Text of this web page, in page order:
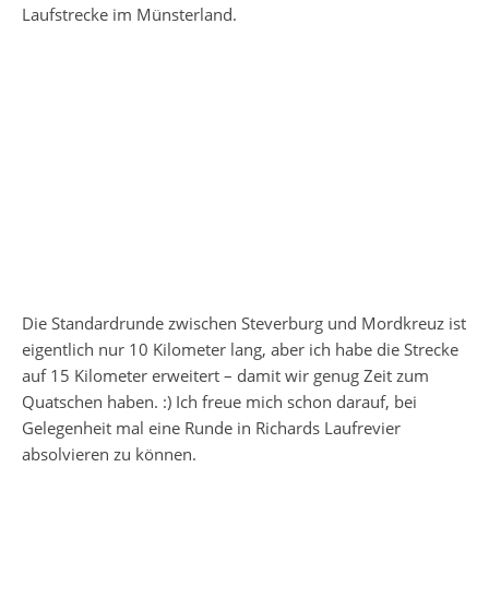
Laufstrecke im Münsterland.
Die Standardrunde zwischen Steverburg und Mordkreuz ist
eigentlich nur 10 Kilometer lang, aber ich habe die Strecke
auf 15 Kilometer erweitert – damit wir genug Zeit zum
Quatschen haben. :) Ich freue mich schon darauf, bei
Gelegenheit mal eine Runde in Richards Laufrevier
absolvieren zu können.